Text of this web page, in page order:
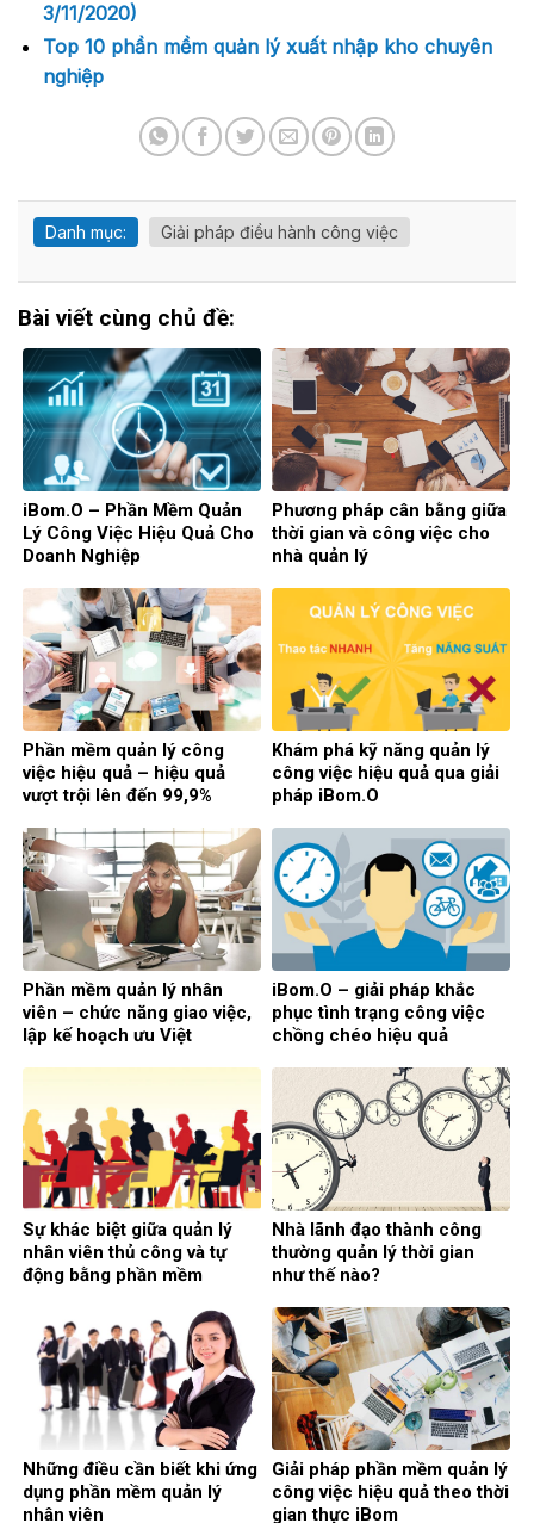
3/11/2020)
Top 10 phần mềm quản lý xuất nhập kho chuyên
nghiệp
Danh mục: Giải pháp điều hành công việc
Bài viết cùng chủ đề:
iBom.O – Phần Mềm Quản
Lý Công Việc Hiệu Quả Cho
Doanh Nghiệp
Phương pháp cân bằng giữa
thời gian và công việc cho
nhà quản lý
Phần mềm quản lý công
việc hiệu quả – hiệu quả
vượt trội lên đến 99,9%
Khám phá kỹ năng quản lý
công việc hiệu quả qua giải
pháp iBom.O
Phần mềm quản lý nhân
viên – chức năng giao việc,
lập kế hoạch ưu Việt
iBom.O – giải pháp khắc
phục tình trạng công việc
chồng chéo hiệu quả
Sự khác biệt giữa quản lý
nhân viên thủ công và tự
động bằng phần mềm
Nhà lãnh đạo thành công
thường quản lý thời gian
như thế nào?
Những điều cần biết khi ứng
dụng phần mềm quản lý
nhân viên
Giải pháp phần mềm quản lý
công việc hiệu quả theo thời
gian thực iBom